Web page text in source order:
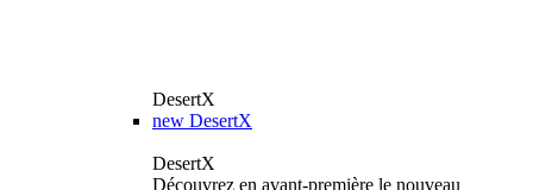
DesertX
new DesertX
DesertX
Découvrez en avant-première le nouveau